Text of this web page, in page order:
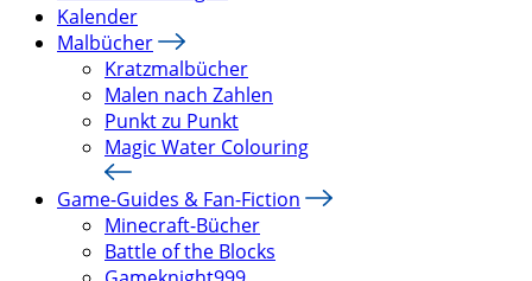
Kalender
Malbücher
Kratzmalbücher
Malen nach Zahlen
Punkt zu Punkt
Magic Water Colouring
Game-Guides & Fan-Fiction
Minecraft-Bücher
Battle of the Blocks